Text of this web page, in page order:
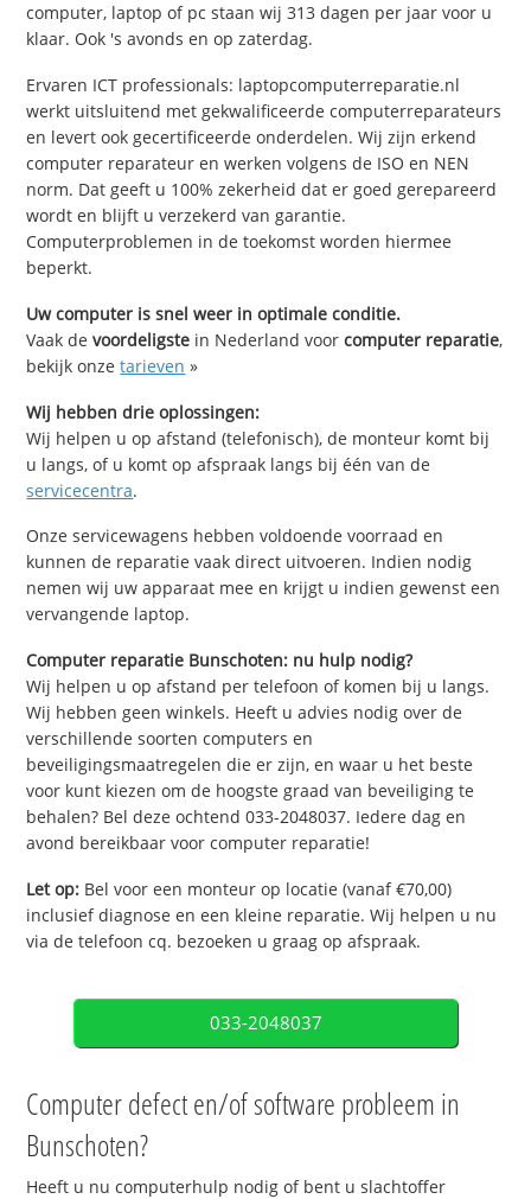
computer, laptop of pc staan wij 313 dagen per jaar voor u
klaar. Ook 's avonds en op zaterdag.
Ervaren ICT professionals: laptopcomputerreparatie.nl
werkt uitsluitend met gekwalificeerde computerreparateurs
en levert ook gecertificeerde onderdelen. Wij zijn erkend
computer reparateur en werken volgens de ISO en NEN
norm. Dat geeft u 100% zekerheid dat er goed gerepareerd
wordt en blijft u verzekerd van garantie.
Computerproblemen in de toekomst worden hiermee
beperkt.
Uw computer is snel weer in optimale conditie.
Vaak devoordeligste in Nederland voorcomputer reparatie,
bekijk onzetarieven »
Wij hebben drie oplossingen:
Wij helpen u op afstand (telefonisch), de monteur komt bij
u langs, of u komt op afspraak langs bij één van de
servicecentra.
Onze servicewagens hebben voldoende voorraad en
kunnen de reparatie vaak direct uitvoeren. Indien nodig
nemen wij uw apparaat mee en krijgt u indien gewenst een
vervangende laptop.
Computer reparatie Bunschoten: nu hulp nodig?
Wij helpen u op afstand per telefoon of komen bij u langs.
Wij hebben geen winkels. Heeft u advies nodig over de
verschillende soorten computers en
beveiligingsmaatregelen die er zijn, en waar u het beste
voor kunt kiezen om de hoogste graad van beveiliging te
behalen? Bel deze ochtend 033-2048037. Iedere dag en
avond bereikbaar voor computer reparatie!
Let op: Bel voor een monteur op locatie (vanaf €70,00)
inclusief diagnose en een kleine reparatie. Wij helpen u nu
via de telefoon cq. bezoeken u graag op afspraak.
033-2048037
Computer defect en/of software probleem in
Bunschoten?
Heeft u nu computerhulp nodig of bent u slachtoffer